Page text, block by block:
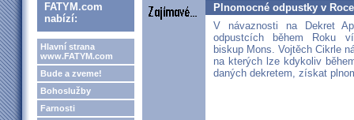
FATYM.com
nabízí:
Hlavní strana
www.FATYM.com
Bude a zveme!
Bohoslužby
Farnosti
Plnomocné odpustky v
V návaznosti na Dekret
odpustcích během Roku
biskup Mons. Vojtěch Cikrle
na kterých lze kdykoliv
daných dekretem, získat